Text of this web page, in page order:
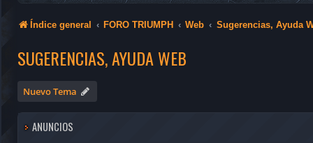
Índice general FORO TRIUMPH Web Sugerencias, Ayuda
SUGERENCIAS, AYUDA WEB
Nuevo Tema
ANUNCIOS